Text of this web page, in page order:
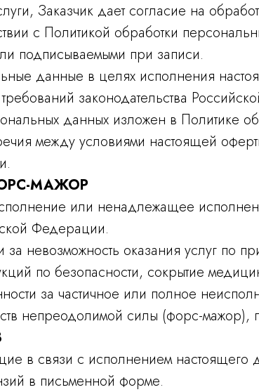
Заказчик дает согласие на
с Политикой обработки
подписываемыми при записи.
данные в целях исполнения
законодательства
данных изложен в Политике
между условиями настоящей
МАЖОР
или ненадлежащее
Федерации.
за невозможность оказания услуг по
по безопасности, сокрытие
за частичное или полное
непреодолимой силы (форс-
в связи с исполнением настоящего
в письменной форме.